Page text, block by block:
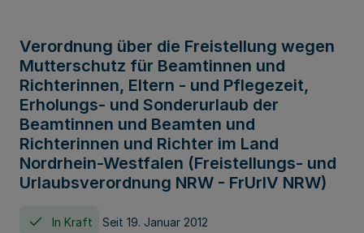
Verordnung über die Freistellung wegen
Mutterschutz für Beamtinnen und
Richterinnen, Eltern - und Pflegezeit,
Erholungs- und Sonderurlaub der
Beamtinnen und Beamten und
Richterinnen und Richter im Land
Nordrhein-Westfalen (Freistellungs- und
Urlaubsverordnung NRW - FrUrlV NRW)
In Kraft Seit 19. Januar 2012